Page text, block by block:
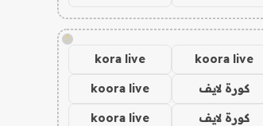
!
koora live
kora live
كورة لايف koora live
كورة لايف koora live